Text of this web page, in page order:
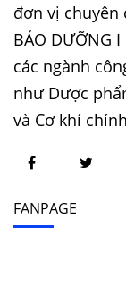
đơn vị chuyên
BẢO DƯỠNG
các ngành
như Dược
và Cơ khí
FANPAGE